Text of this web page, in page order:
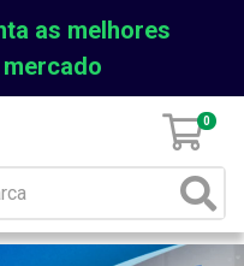
as melhores
0